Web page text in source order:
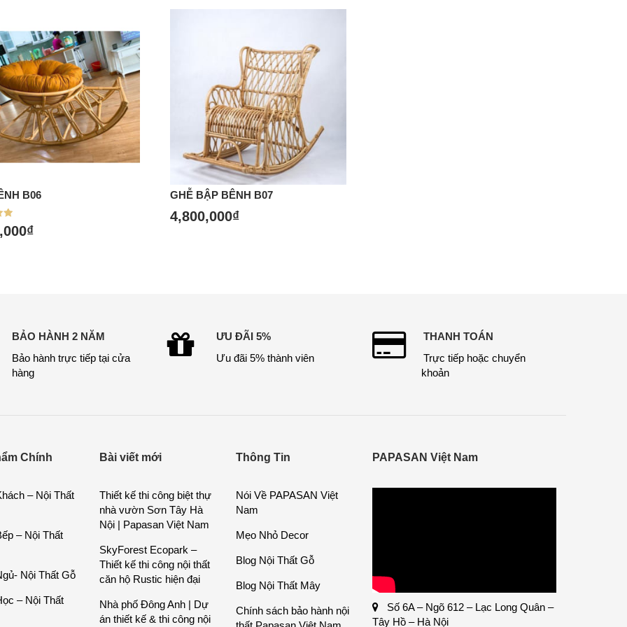
hàng
B06
₫
Mua hàng
GHỄ BẬP BÊNH B07
4,800,000₫
BẢO HÀNH 2 NĂM
Bảo hành trực tiếp tại cửa
hàng
ƯU ĐÃI 5%
Ưu đãi 5% thành viên
THANH TOÁN
Trực tiếp hoặc chuyển
khoản
Chính
– Nội Thất
– Nội Thất
Nội Thất Gỗ
– Nội Thất
Bài viết mới
Thiết kế thi công biệt thự
nhà vườn Sơn Tây Hà
Nội | Papasan Việt Nam
SkyForest Ecopark –
Thiết kế thi công nội thất
căn hộ Rustic hiện đại
Nhà phố Đông Anh | Dự
án thiết kế & thi công nội
Thông Tin
Nói Về PAPASAN Việt
Nam
Mẹo Nhỏ Decor
Blog Nội Thất Gỗ
Blog Nội Thất Mây
Chính sách bảo hành nội
PAPASAN Việt Nam
Số 6A – Ngõ 612 – Lạc Long Quân –
Tây Hồ – Hà Nội